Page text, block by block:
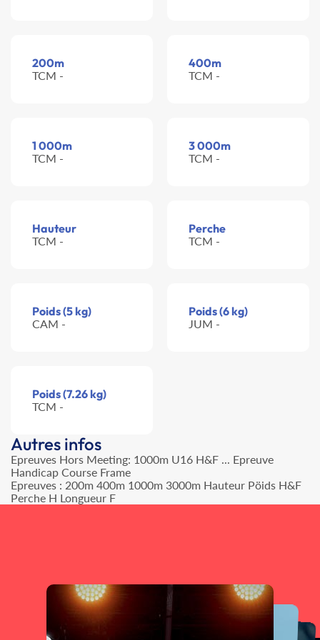
200m
TCM -
400m
TCM -
1 000m
TCM -
3 000m
TCM -
Hauteur
TCM -
Perche
TCM -
Poids (5 kg)
CAM -
Poids (6 kg)
JUM -
Poids (7.26 kg)
TCM -
Autres infos
Epreuves Hors Meeting: 1000m U16 H&F ... Epreuve
Handicap Course Frame
Epreuves : 200m 400m 1000m 3000m Hauteur Pöids H&F
Perche H Longueur F